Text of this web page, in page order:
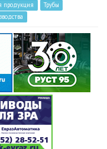
продукция
Трубы